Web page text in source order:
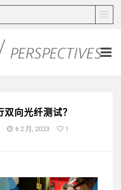
向光纤测试？
6 2 月, 2023 1